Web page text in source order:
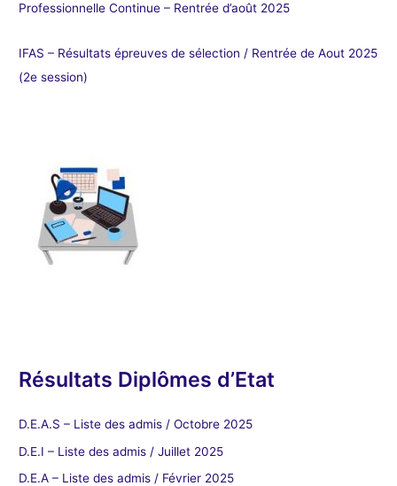
Professionnelle Continue – Rentrée d’août 2025
IFAS – Résultats épreuves de sélection / Rentrée de Aout 2025
(2e session)
Résultats Diplômes d’Etat
D.E.A.S – Liste des admis / Octobre 2025
D.E.I – Liste des admis / Juillet 2025
D.E.A – Liste des admis / Février 2025